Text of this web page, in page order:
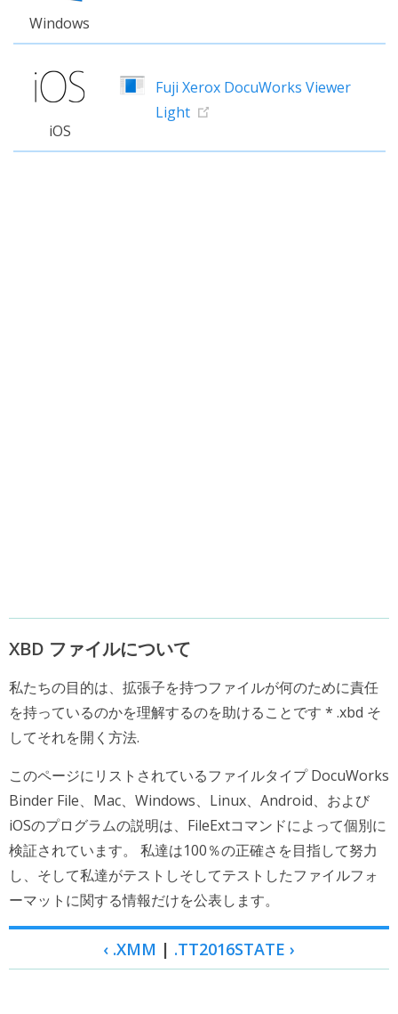
Windows
iOS
Fuji Xerox DocuWorks Viewer
Light
XBD ファイルについて
私たちの目的は、拡張子を持つファイルが何のために責任
を持っているのかを理解するのを助けることです * .xbd そ
してそれを開く方法.
このページにリストされているファイルタイプ DocuWorks
Binder File、Mac、Windows、Linux、Android、および
iOSのプログラムの説明は、FileExtコマンドによって個別に
検証されています。 私達は100％の正確さを目指して努力
し、そして私達がテストしそしてテストしたファイルフォ
ーマットに関する情報だけを公表します。
‹ .XMM | .TT2016STATE ›